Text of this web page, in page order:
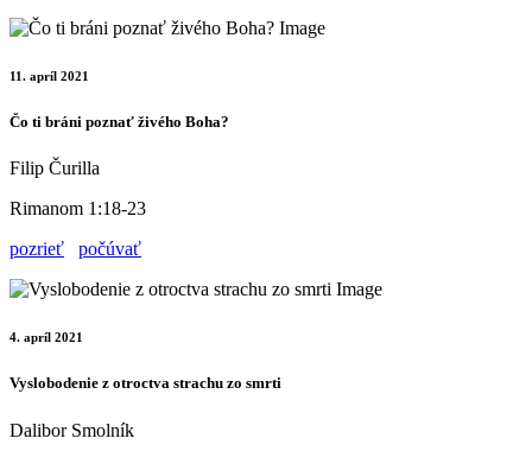
11. apríl 2021
Čo ti bráni poznať živého Boha?
Filip Čurilla
Rimanom 1:18-23
pozrieť
počúvať
4. apríl 2021
Vyslobodenie z otroctva strachu zo smrti
Dalibor Smolník